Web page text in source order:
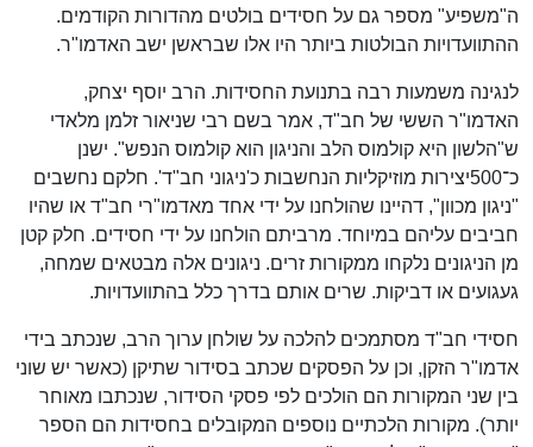
ה"משפיע" מספר גם על חסידים בולטים מהדורות הקודמים.
ההתוועדויות הבולטות ביותר היו אלו שבראשן ישב האדמו"ר.
לנגינה משמעות רבה בתנועת החסידות. הרב יוסף יצחק,
האדמו"ר הששי של חב"ד, אמר בשם רבי שניאור זלמן מלאדי
ש"הלשון היא קולמוס הלב והניגון הוא קולמוס הנפש". ישנן
כ־500יצירות מוזיקליות הנחשבות כ'ניגוני חב"ד'. חלקם נחשבים
"ניגון מכוון", דהיינו שהולחנו על ידי אחד מאדמו"רי חב"ד או שהיו
חביבים עליהם במיוחד. מרביתם הולחנו על ידי חסידים. חלק קטן
מן הניגונים נלקחו ממקורות זרים. ניגונים אלה מבטאים שמחה,
געגועים או דביקות. שרים אותם בדרך כלל בהתוועדויות.
חסידי חב"ד מסתמכים להלכה על שולחן ערוך הרב, שנכתב בידי
אדמו"ר הזקן, וכן על הפסקים שכתב בסידור שתיקן (כאשר יש שוני
בין שני המקורות הם הולכים לפי פסקי הסידור, שנכתבו מאוחר
יותר). מקורות הלכתיים נוספים המקובלים בחסידות הם הספר